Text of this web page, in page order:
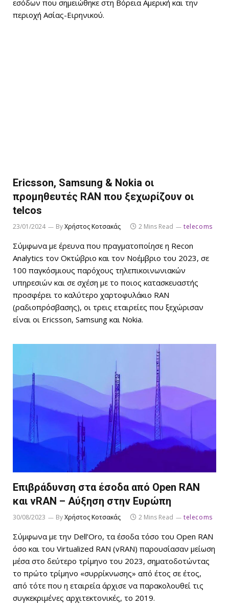
εσόδων που σημειώθηκε στη Βόρεια Αμερική και την
περιοχή Ασίας-Ειρηνικού.
Ericsson, Samsung & Nokia οι
προμηθευτές RAN που ξεχωρίζουν οι
telcos
23/01/2024 ByΧρήστος Κοτσακάς 2 Mins Read telecoms
Σύμφωνα με έρευνα που πραγματοποίησε η Recon
Analytics τον Οκτώβριο και τον Νοέμβριο του 2023, σε
100 παγκόσμιους παρόχους τηλεπικοινωνιακών
υπηρεσιών και σε σχέση με το ποιος κατασκευαστής
προσφέρει το καλύτερο χαρτοφυλάκιο RAN
(ραδιοπρόσβασης), οι τρεις εταιρείες που ξεχώρισαν
είναι οι Ericsson, Samsung και Nokia.
Επιβράδυνση στα έσοδα από Open RAN
και vRAN – Αύξηση στην Ευρώπη
30/08/2023 ByΧρήστος Κοτσακάς 2 Mins Read telecoms
Σύμφωνα με την Dell’Oro, τα έσοδα τόσο του Open RAN
όσο και του Virtualized RAN (vRAN) παρουσίασαν μείωση
μέσα στο δεύτερο τρίμηνο του 2023, σηματοδοτώντας
το πρώτο τρίμηνο «συρρίκνωσης» από έτος σε έτος,
από τότε που η εταιρεία άρχισε να παρακολουθεί τις
συγκεκριμένες αρχιτεκτονικές, το 2019.